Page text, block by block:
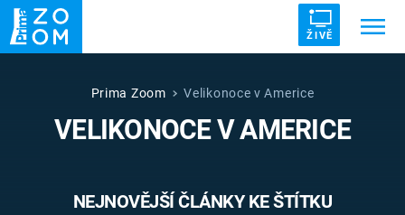
ŽIVĚ
ZRÁDCI DRUHÁ SVĚTOVÁ VÁLKA
ZÁHADY VETŘELCI DÁVNOVĚKU
Prima Zoom Velikonoce v Americe
VELIKONOCE V AMERICE
NEJNOVĚJŠÍ ČLÁNKY KE ŠTÍTKU